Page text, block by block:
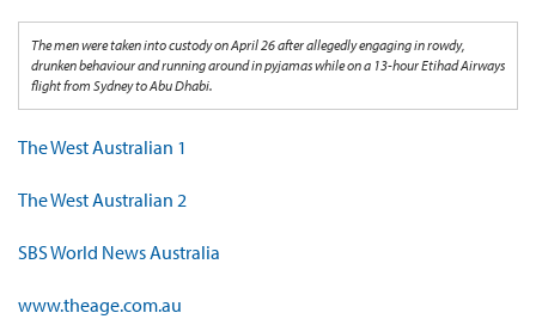
The men were taken into custody on April 26 after allegedly engaging in rowdy,
drunken behaviour and running around in pyjamas while on a 13-hour Etihad Airways
flight from Sydney to Abu Dhabi.
The West Australian 1
The West Australian 2
SBS World News Australia
www.theage.com.au